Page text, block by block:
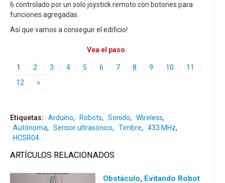
6 controlado por un solo joystick remoto con botones para
funciones agregadas.
Así que vamos a conseguir el edificio!
Vea el paso
1 2 3 4 5 6 7 8 9 10
11
12
»
Etiquetas: Arduino, Robots, Sonido, Wireless,
Autónoma, Sensor ultrasónico, Timbre, 433 MHz,
HCSR04
ARTÍCULOS RELACIONADOS
Obstáculo, Evitando Robot